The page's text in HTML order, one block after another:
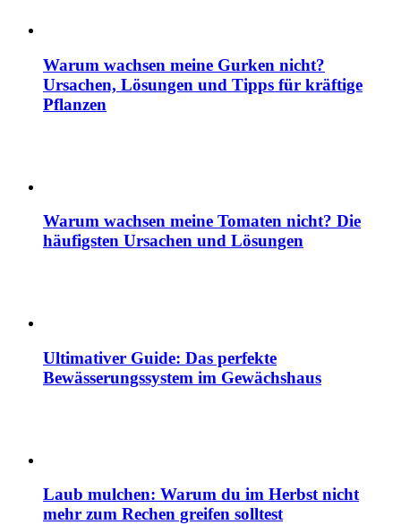
Warum wachsen meine Gurken nicht?
Ursachen, Lösungen und Tipps für kräftige
Pflanzen
Warum wachsen meine Tomaten nicht? Die
häufigsten Ursachen und Lösungen
Ultimativer Guide: Das perfekte
Bewässerungssystem im Gewächshaus
Laub mulchen: Warum du im Herbst nicht
mehr zum Rechen greifen solltest